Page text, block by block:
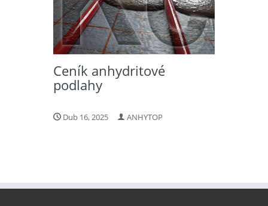
Ceník anhydritové
podlahy
Dub 16, 2025 ANHYTOP